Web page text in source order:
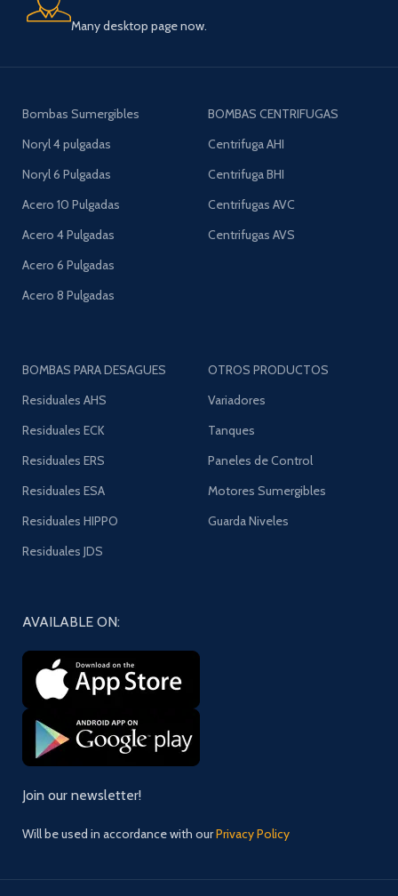
Many desktop page now.
Bombas Sumergibles
Noryl 4 pulgadas
Noryl 6 Pulgadas
Acero 10 Pulgadas
Acero 4 Pulgadas
Acero 6 Pulgadas
Acero 8 Pulgadas
BOMBAS CENTRIFUGAS
Centrifuga AHI
Centrifuga BHI
Centrifugas AVC
Centrifugas AVS
BOMBAS PARA DESAGUES
Residuales AHS
Residuales ECK
Residuales ERS
Residuales ESA
Residuales HIPPO
Residuales JDS
OTROS PRODUCTOS
Variadores
Tanques
Paneles de Control
Motores Sumergibles
Guarda Niveles
AVAILABLE ON:
Join our newsletter!
Will be used in accordance with ourPrivacy Policy